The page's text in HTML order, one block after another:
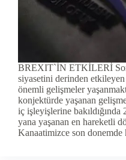
BREXIT`İN ETKİLERİ
siyasetini derinden
önemli gelişmeler
konjektürde yaşanan
iç işleyişlerine bakıldığında
yana yaşanan en hareketli
Kanaatimizce son